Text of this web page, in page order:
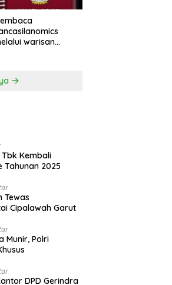
warisan
Tbk Kembali
Tahunan 2025
Tewas
Cipalawah Garut
Munir, Polri
DPD Gerindra